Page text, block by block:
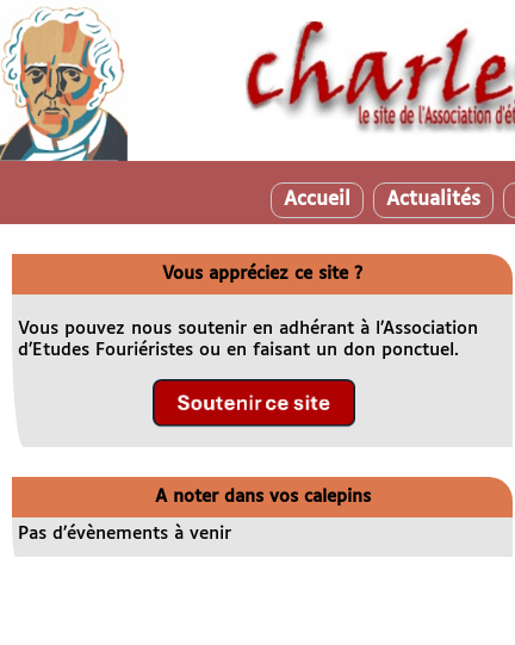
Accueil Actualités
Vous appréciez ce site ?
Vous pouvez nous soutenir en adhérant à l’Association
d’Etudes Fouriéristes ou en faisant un don ponctuel.
A noter dans vos calepins
Pas d’évènements à venir